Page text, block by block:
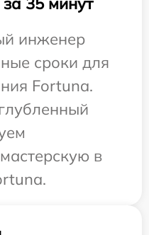
инженер
сроки для
Fortuna.
в